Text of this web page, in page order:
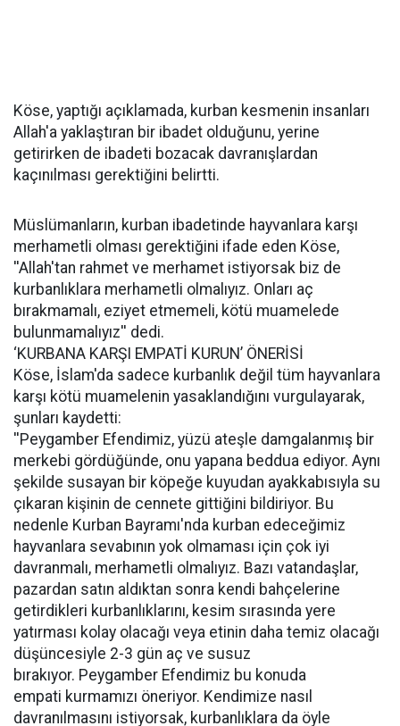
Köse, yaptığı açıklamada, kurban kesmenin insanları
Allah'a yaklaştıran bir ibadet olduğunu, yerine
getirirken de ibadeti bozacak davranışlardan
kaçınılması gerektiğini belirtti.
Müslümanların, kurban ibadetinde hayvanlara karşı
merhametli olması gerektiğini ifade eden Köse,
''Allah'tan rahmet ve merhamet istiyorsak biz de
kurbanlıklara merhametli olmalıyız. Onları aç
bırakmamalı, eziyet etmemeli, kötü muamelede
bulunmamalıyız'' dedi.
‘KURBANA KARŞI EMPATİ KURUN’ ÖNERİSİ
Köse, İslam'da sadece kurbanlık değil tüm hayvanlara
karşı kötü muamelenin yasaklandığını vurgulayarak,
şunları kaydetti:
''Peygamber Efendimiz, yüzü ateşle damgalanmış bir
merkebi gördüğünde, onu yapana beddua ediyor. Aynı
şekilde susayan bir köpeğe kuyudan ayakkabısıyla su
çıkaran kişinin de cennete gittiğini bildiriyor. Bu
nedenle Kurban Bayramı'nda kurban edeceğimiz
hayvanlara sevabının yok olmaması için çok iyi
davranmalı, merhametli olmalıyız. Bazı vatandaşlar,
pazardan satın aldıktan sonra kendi bahçelerine
getirdikleri kurbanlıklarını, kesim sırasında yere
yatırması kolay olacağı veya etinin daha temiz olacağı
düşüncesiyle 2-3 gün aç ve susuz
bırakıyor. Peygamber Efendimiz bu konuda
empati kurmamızı öneriyor. Kendimize nasıl
davranılmasını istiyorsak, kurbanlıklara da öyle